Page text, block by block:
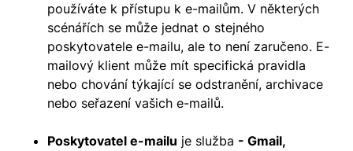
používáte k přístupu k e-mailům. V některých
scénářích se může jednat o stejného
poskytovatele e-mailu, ale to není zaručeno. E-
mailový klient může mít specifická pravidla
nebo chování týkající se odstranění, archivace
nebo seřazení vašich e-mailů.
Poskytovatel e-mailu je služba - Gmail,